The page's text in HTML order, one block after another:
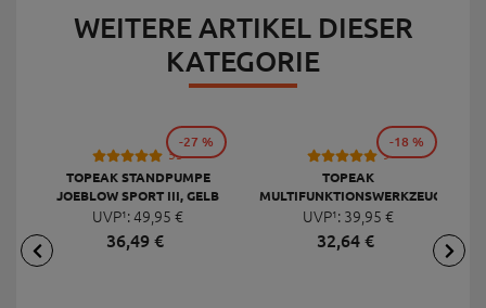
WEITERE ARTIKEL DIESER
KATEGORIE
53
TOPEAK STANDPUMPE
JOEBLOW SPORT III, GELB
UVP¹:49,95 €
36,49€
-27 %
9
TOPEAK
MULTIFUNKTIONSWERKZEUG
MINI 20 PRO
UVP¹: 39,95 €
32,64€
-18 %